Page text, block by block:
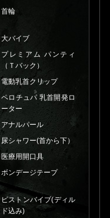
首輪
大バイブ
プレミアム パンティ
（Ｔバック）
電動乳首クリップ
ペロチュパ 乳首開発ロ
ーター
アナルパール
尿シャワー(首から下）
医療用開口具
ボンデージテープ
ピストンバイブ(ディル
ド込み)